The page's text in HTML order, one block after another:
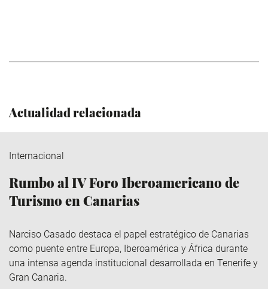
Actualidad relacionada
Internacional
Rumbo al IV Foro Iberoamericano de
Turismo en Canarias
Narciso Casado destaca el papel estratégico de Canarias
como puente entre Europa, Iberoamérica y África durante
una intensa agenda institucional desarrollada en Tenerife y
Gran Canaria.